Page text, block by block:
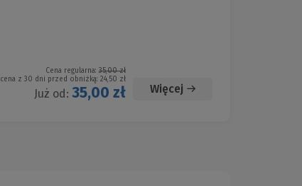
Cena regularna: 35,00 zł
cena z 30 dni przed obniżką: 24,50 zł
Już od: 35,00 zł Więcej